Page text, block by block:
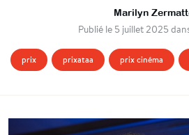
Marilyn
Publié le 5 juillet 2025
prix prixataa prix cinéma